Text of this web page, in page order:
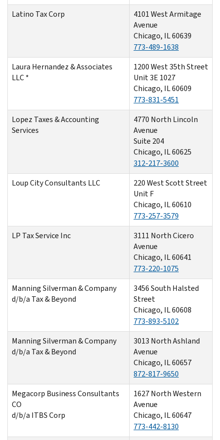
Latino Tax Corp
4101 West Armitage
Avenue
Chicago, IL 60639
773-489-1638
Laura Hernandez & Associates
LLC *
1200 West 35th Street
Unit 3E 1027
Chicago, IL 60609
773-831-5451
Lopez Taxes & Accounting
Services
4770 North Lincoln
Avenue
Suite 204
Chicago, IL 60625
312-217-3600
Loup City Consultants LLC
220 West Scott Street
Unit F
Chicago, IL 60610
773-257-3579
LP Tax Service Inc
3111 North Cicero
Avenue
Chicago, IL 60641
773-220-1075
Manning Silverman & Company
d/b/a Tax & Beyond
3456 South Halsted
Street
Chicago, IL 60608
773-893-5102
Manning Silverman & Company
d/b/a Tax & Beyond
3013 North Ashland
Avenue
Chicago, IL 60657
872-817-9650
Megacorp Business Consultants
CO
d/b/a ITBS Corp
1627 North Western
Avenue
Chicago, IL 60647
773-442-8130